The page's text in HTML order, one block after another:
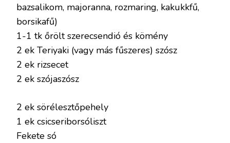
bazsalikom, majoranna, rozmaring, kakukkfű,
borsikafű)
1-1 tk őrölt szerecsendió és kömény
2 ek Teriyaki (vagy más fűszeres) szósz
2 ek rizsecet
2 ek szójaszósz
2 ek sörélesztőpehely
1 ek csicseriborsóliszt
Fekete só